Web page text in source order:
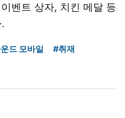
벤트 상자, 치킨 메달 등
드 모바일
#취재